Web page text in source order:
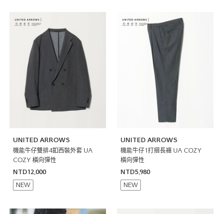
UNITED ARROWS
機能牛仔雙排4釦西裝外套 UA
COZY 橫向彈性
NTD12,000
NEW
UNITED ARROWS
機能牛仔1打摺長褲 UA COZY
橫向彈性
NTD5,980
NEW